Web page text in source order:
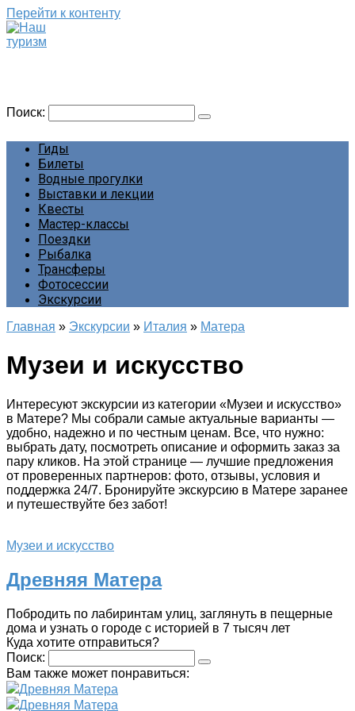
Перейти к контенту
Поиск:
Гиды
Билеты
Водные прогулки
Выставки и лекции
Квесты
Мастер-классы
Поездки
Рыбалка
Трансферы
Фотосессии
Экскурсии
Главная » Экскурсии » Италия » Матера
Музеи и искусство
Интересуют экскурсии из категории «Музеи и искусство»
в Матере? Мы собрали самые актуальные варианты —
удобно, надежно и по честным ценам. Все, что нужно:
выбрать дату, посмотреть описание и оформить заказ за
пару кликов. На этой странице — лучшие предложения
от проверенных партнеров: фото, отзывы, условия и
поддержка 24/7. Бронируйте экскурсию в Матере заранее
и путешествуйте без забот!
Музеи и искусство
Древняя Матера
Побродить по лабиринтам улиц, заглянуть в пещерные
дома и узнать о городе с историей в 7 тысяч лет
Куда хотите отправиться?
Поиск:
Вам также может понравиться:
Древняя Матера
Древняя Матера